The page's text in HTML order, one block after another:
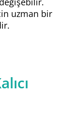
uzman bir